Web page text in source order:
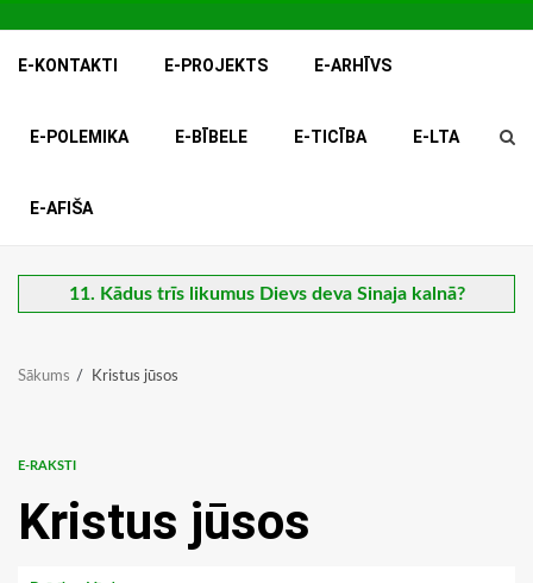
E-KONTAKTI E-PROJEKTS E-ARHĪVS
E-POLEMIKA E-BĪBELE E-TICĪBA E-LTA
E-AFIŠA
11. Kādus trīs likumus Dievs deva Sinaja kalnā?
Sākums Kristus jūsos
E-RAKSTI
Kristus jūsos